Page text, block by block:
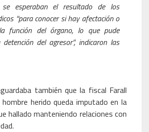
se esperaban el resultado de los
“para conocer si hay afectación o
función del órgano, lo que pude
del agresor”, indicaron las
también que la fiscal Farall
herido queda imputado en la
hallado manteniendo relaciones con